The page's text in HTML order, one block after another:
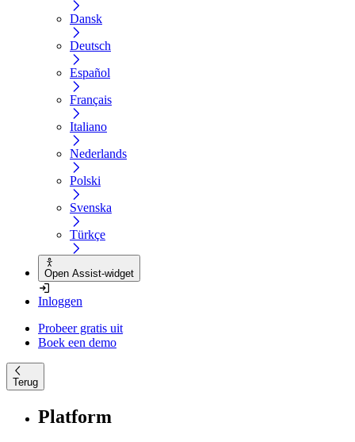
Dansk
Deutsch
Español
Français
Italiano
Nederlands
Polski
Svenska
Türkçe
Open Assist-widget
Inloggen
Probeer gratis uit
Boek een demo
Terug
Platform